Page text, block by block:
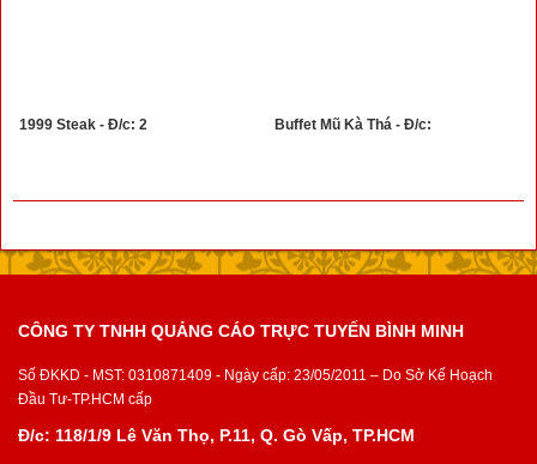
1999 Steak - Đ/c: 2 Buffet Mũ Kà Thá - Đ/c:
CÔNG TY TNHH QUẢNG CÁO TRỰC TUYẾN BÌNH MINH
Số ĐKKD - MST: 0310871409 - Ngày cấp: 23/05/2011 – Do Sở Kế Hoạch
Đầu Tư-TP.HCM cấp
Đ/c: 118/1/9 Lê Văn Thọ, P.11, Q. Gò Vấp, TP.HCM